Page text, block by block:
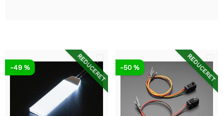
REDUCERET
-49 % REDUCERET
-50 %